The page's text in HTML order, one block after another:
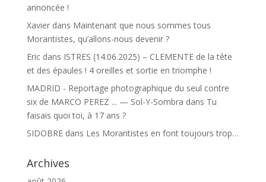
annoncée !
Xavierdans Maintenant que nous sommes tous
Morantistes, qu’allons-nous devenir ?
Ericdans ISTRES (14.06.2025) – CLEMENTE de la tête
et des épaules ! 4 oreilles et sortie en triomphe !
MADRID - Reportage photographique du seul contre
six de MARCO PEREZ ... — Sol-Y-Sombra dans Tu
faisais quoi toi, à 17 ans ?
SIDOBREdans Les Morantistes en font toujours trop…
Archives